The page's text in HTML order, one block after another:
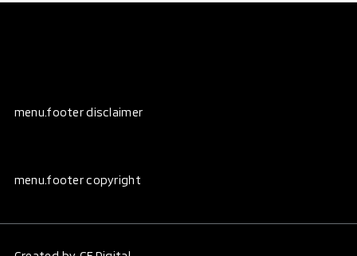
menu.footer disclaimer
menu.footer copyright